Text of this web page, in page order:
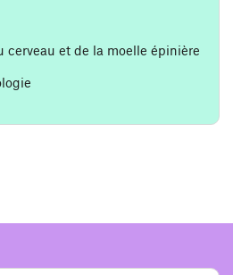
cerveau et de la moelle épinière